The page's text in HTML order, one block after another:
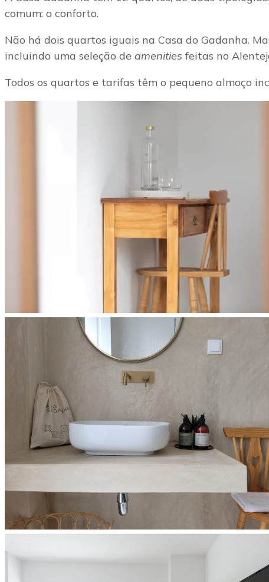
comum: o conforto.
Não há dois quartos iguais na Casa do Gadanha.
incluindo uma seleção de amenities feitas no
Todos os quartos e tarifas têm o pequeno almoço